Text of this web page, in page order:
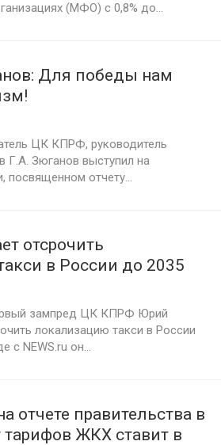
(МФО) с 0,8% до...
Для победы нам
ЦК КПРФ, руководитель
Г.А. Зюганов выступил на
посвященном отчету...
отсрочить
в России до 2035
зампред ЦК КПРФ Юрий
локализацию такси в России
с NEWS.ru он...
отчете правительства в
тарифов ЖКХ ставит в